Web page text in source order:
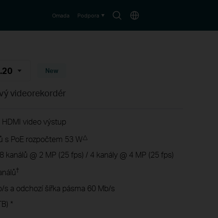
SearchChoose
Omada Podpora
New
videorekordér
video výstup
s PoE rozpočtem 53 W△
@ 2 MP (25 fps) / 4 kanály @ 4 MP (25 fps)
†
s a odchozí šířka pásma 60 Mb/s
*